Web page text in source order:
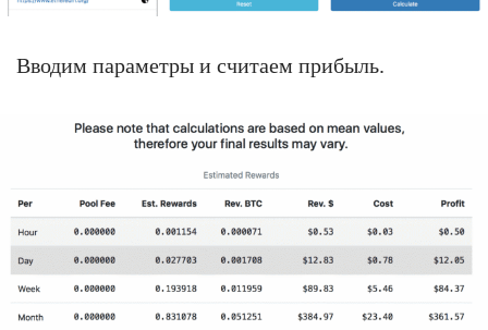
Вводим параметры и считаем прибыль.